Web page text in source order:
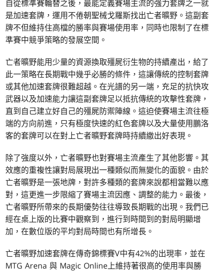
自從標準賽輪替之後，最能定義賽場主流的強力套牌之一就
是加速套牌，運用不倦朝聖械戈羅斯找出亡者曠野。這副套
牌不但維持住高檔的勝率與賽場使用率，同時也限制了在標
準賽中競爭策略的發展空間。
亡者曠野能用少量的資源換取殭屍衍生物的持續產出，給了
此一策略在長期戰中幾乎必勝的條件，這讓傳統的控制套牌
或其他加速套牌很難超越。在光譜的另一端，充足的抗快攻
武器以及加速能力讓這副套牌足以抵抗傳統的攻擊性套牌，
直到自己建立好自己的殭屍防禦陣線。這迫使賽場主流往極
端的方向前進，只有極度快速的紅色套牌以及大量使用鵬洛
客的套牌可以在對上亡者曠野套牌時持續繳出好表現。
除了強度以外，亡者曠野也對賽場主流產生了其他影響。其
效應的重複性讓對局展現出一種類似而無變化的面貌。由於
亡者曠野是一張地牌，對許多種類的套牌來說都相當難以應
對，這更進一步限縮了賽場主流因應、調整的能力。最後，
亡者曠野所帶來的長期優勢往往導致長期戰的出現。我們已
經在桌上版的比賽中觀察到，進行到時間到的對局明顯增
加，在數位版的平均對局時間也有所增長。
亡者曠野加速套牌在傳奇錦標賽V中有42%的出現率，並在
MTG Arena 與 Magic Online上維持著很高的使用率與勝